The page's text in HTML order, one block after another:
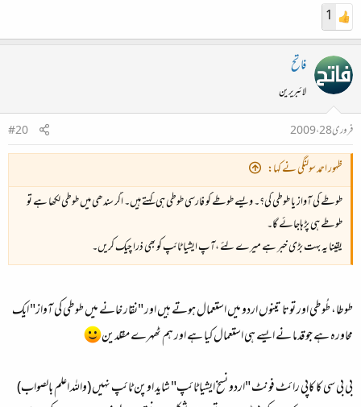
1
فاتح
لائبریرین
فروری 28، 2009
#20
ظہور احمد سولنگی نے کہا:
طوطے کی آواز یا طوطی کی؟۔ ویسے طوطے کو فارسی طوطی ہی کہتے ہیں۔ اگر سندھی میں طوطی لکھا ہے تو
طوطے ہی پڑہاجائے گا۔
یقینا یہ بہت بڑی خبر ہے میرے لئے ،آپ ایشیا ٹائپ کو بھی ذرا چیک کریں۔
طوطا، طُوطی اور توتا تینوں اردو میں استعمال ہوتے ہیں اور "نقار خانے میں طوطی کی آواز" ایک
محاورہ ہے جو قدما نے ایسے ہی استعمال کیا ہے اور ہم ٹھہرے مقلدین
بی بی سی کا کاپی رائٹ فونٹ "اردو نسخ ایشیا ٹائپ" شاید اوپن ٹائپ نہیں (واللہ اعلم بالصواب)